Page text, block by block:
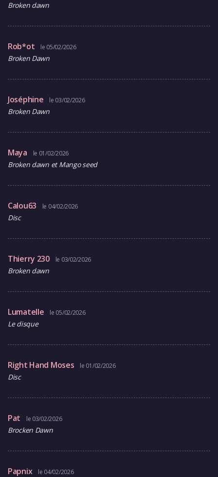
Broken dawn
Rob*ot le 05/02/2026
Broken Dawn
Joséphine le 03/02/2026
Broken Dawn
Maya le 01/02/2026
Broken dawn et Mango seed
Calou63 le 04/02/2026
Disc
Thierry 230 le 03/02/2026
Broken dawn
Lumatelle le 05/02/2026
Le disque
Right Hand Moses le 01/02/2026
Disc
Pat le 03/02/2026
Brocken Dawn
Papnix le 04/02/2026